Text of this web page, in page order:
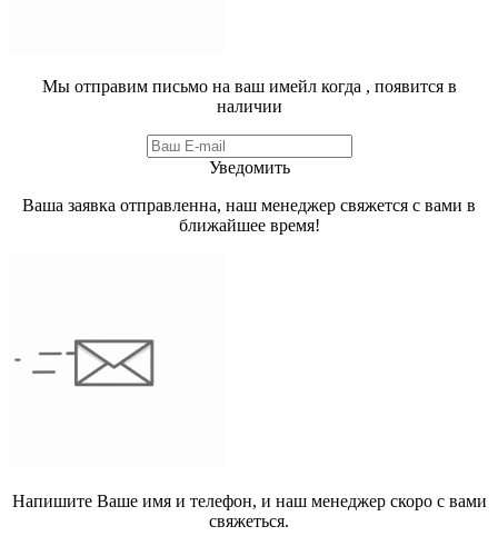
Мы отправим письмо на ваш имейл когда , появится в
наличии
Уведомить
Ваша заявка отправленна, наш менеджер свяжется с вами в
ближайшее время!
Напишите Ваше имя и телефон, и наш менеджер скоро с вами
свяжеться.